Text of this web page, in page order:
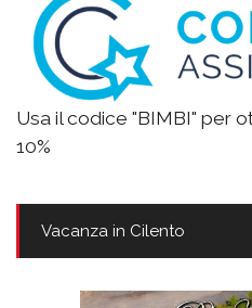
Usa il codice "BIMBI" per
10%
Vacanza in Cilento